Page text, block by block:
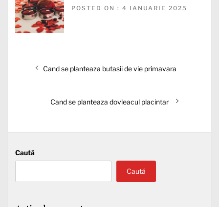
POSTED ON : 4 IANUARIE 2025
Articolul
Cand se planteaza butasii de vie primavara
Articolul
Cand se planteaza dovleacul placintar
Caută
Caută